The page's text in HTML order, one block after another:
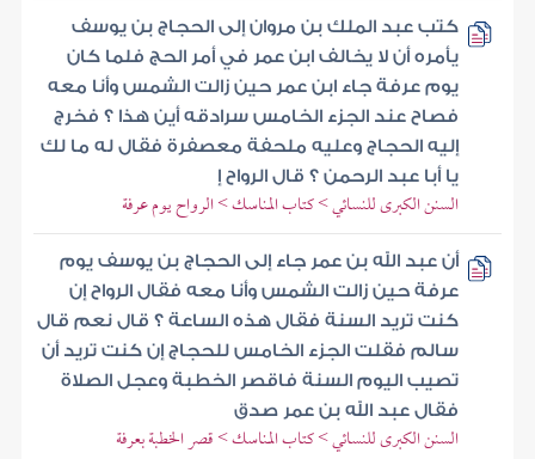
كتب عبد الملك بن مروان إلى الحجاج بن يوسف
يأمره أن لا يخالف ابن عمر في أمر الحج فلما كان
يوم عرفة جاء ابن عمر حين زالت الشمس وأنا معه
فصاح عند الجزء الخامس سرادقه أين هذا ؟ فخرج
إليه الحجاج وعليه ملحفة معصفرة فقال له ما لك
يا أبا عبد الرحمن ؟ قال الرواح إ
السنن الكبرى للنسائي > كتاب المناسك > الرواح يوم عرفة
أن عبد الله بن عمر جاء إلى الحجاج بن يوسف يوم
عرفة حين زالت الشمس وأنا معه فقال الرواح إن
كنت تريد السنة فقال هذه الساعة ؟ قال نعم قال
سالم فقلت الجزء الخامس للحجاج إن كنت تريد أن
تصيب اليوم السنة فاقصر الخطبة وعجل الصلاة
فقال عبد الله بن عمر صدق
السنن الكبرى للنسائي > كتاب المناسك > قصر الخطبة بعرفة